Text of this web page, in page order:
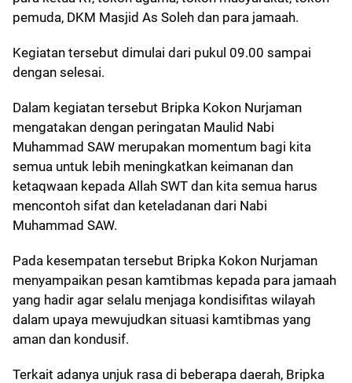
pemuda, DKM Masjid As Soleh dan para jamaah.
Kegiatan tersebut dimulai dari pukul 09.00 sampai
dengan selesai.
Dalam kegiatan tersebut Bripka Kokon Nurjaman
mengatakan dengan peringatan Maulid Nabi
Muhammad SAW merupakan momentum bagi kita
semua untuk lebih meningkatkan keimanan dan
ketaqwaan kepada Allah SWT dan kita semua harus
mencontoh sifat dan keteladanan dari Nabi
Muhammad SAW.
Pada kesempatan tersebut Bripka Kokon Nurjaman
menyampaikan pesan kamtibmas kepada para jamaah
yang hadir agar selalu menjaga kondisifitas wilayah
dalam upaya mewujudkan situasi kamtibmas yang
aman dan kondusif.
Terkait adanya unjuk rasa di beberapa daerah, Bripka